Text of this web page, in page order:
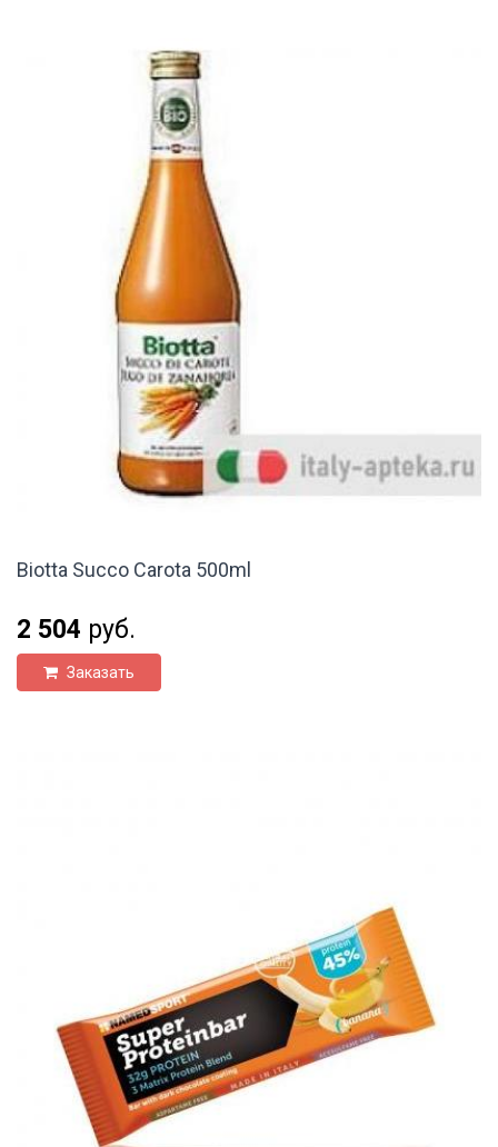
Biotta Succo Carota 500ml
2 504 руб.
Заказать